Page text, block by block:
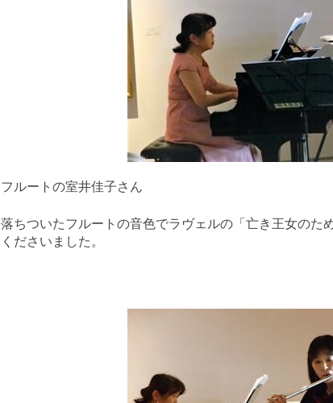
フルートの室井佳子さん
落ちついたフルートの音色でラヴェルの「 亡き王女のた
くださいました。